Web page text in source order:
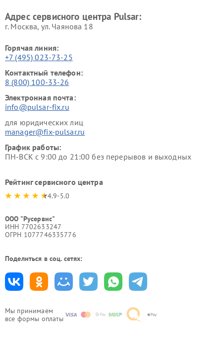
Мы принимаем
все формы оплаты
Адрес сервисного центра Pulsar:
г. Москва, ул. Чаянова 18
Горячая линия:
+7 (495) 023-73-25
Контактный телефон:
8 (800) 100-33-26
Электронная почта:
info@pulsar-fix.ru
для юридических лиц
manager@fix-pulsar.ru
График работы:
ПН-ВСК с 9:00 до 21:00 без перерывов и выходных
Рейтинг сервисного центра
4.9-5.0
ООО "Русервис"
ИНН 7702633247
ОГРН 1077746335776
Поделиться в соц. сетях: